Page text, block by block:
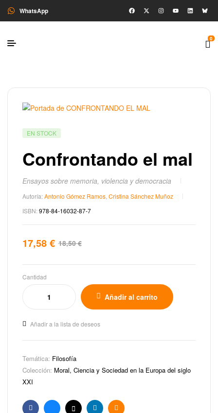
WhatsApp
0
EN STOCK
Confrontando el mal
Ensayos sobre memoria, violencia y democracia
Autoría:Antonio Gómez Ramos Cristina Sánchez Muñoz
ISBN:978-84-16032-87-7
18,50€
17,58 €
Cantidad
Añadir al carrito
Añadir a la lista de deseos
Temática: Filosofía
Colección: Moral, Ciencia y Sociedad en la Europa del siglo
XXI